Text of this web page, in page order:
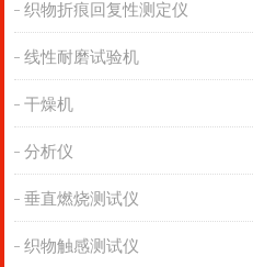
织物折痕回复性测定仪
线性耐磨试验机
干燥机
分析仪
垂直燃烧测试仪
织物触感测试仪